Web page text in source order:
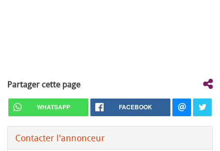
Partager cette page
WHATSAPP FACEBOOK
Contacter l'annonceur